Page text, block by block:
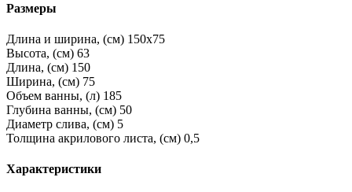
Размеры
Длина и ширина, (см) 150x75
Высота, (см) 63
Длина, (см) 150
Ширина, (см) 75
Объем ванны, (л) 185
Глубина ванны, (см) 50
Диаметр слива, (см) 5
Толщина акрилового листа, (см) 0,5
Характеристики